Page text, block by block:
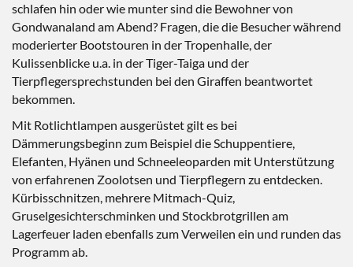
schlafen hin oder wie munter sind die Bewohner von
Gondwanaland am Abend? Fragen, die die Besucher während
moderierter Bootstouren in der Tropenhalle, der
Kulissenblicke u.a. in der Tiger-Taiga und der
Tierpflegersprechstunden bei den Giraffen beantwortet
bekommen.
Mit Rotlichtlampen ausgerüstet gilt es bei
Dämmerungsbeginn zum Beispiel die Schuppentiere,
Elefanten, Hyänen und Schneeleoparden mit Unterstützung
von erfahrenen Zoolotsen und Tierpflegern zu entdecken.
Kürbisschnitzen, mehrere Mitmach-Quiz,
Gruselgesichterschminken und Stockbrotgrillen am
Lagerfeuer laden ebenfalls zum Verweilen ein und runden das
Programm ab.